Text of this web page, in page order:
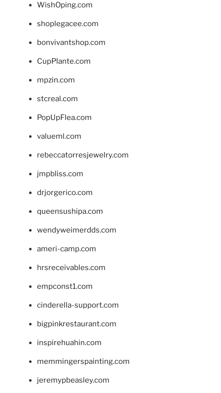
WishOping.com
shoplegacee.com
bonvivantshop.com
CupPlante.com
mpzin.com
stcreal.com
PopUpFlea.com
valueml.com
rebeccatorresjewelry.com
jmpbliss.com
drjorgerico.com
queensushipa.com
wendyweimerdds.com
ameri-camp.com
hrsreceivables.com
empconst1.com
cinderella-support.com
bigpinkrestaurant.com
inspirehuahin.com
memmingerspainting.com
jeremypbeasley.com